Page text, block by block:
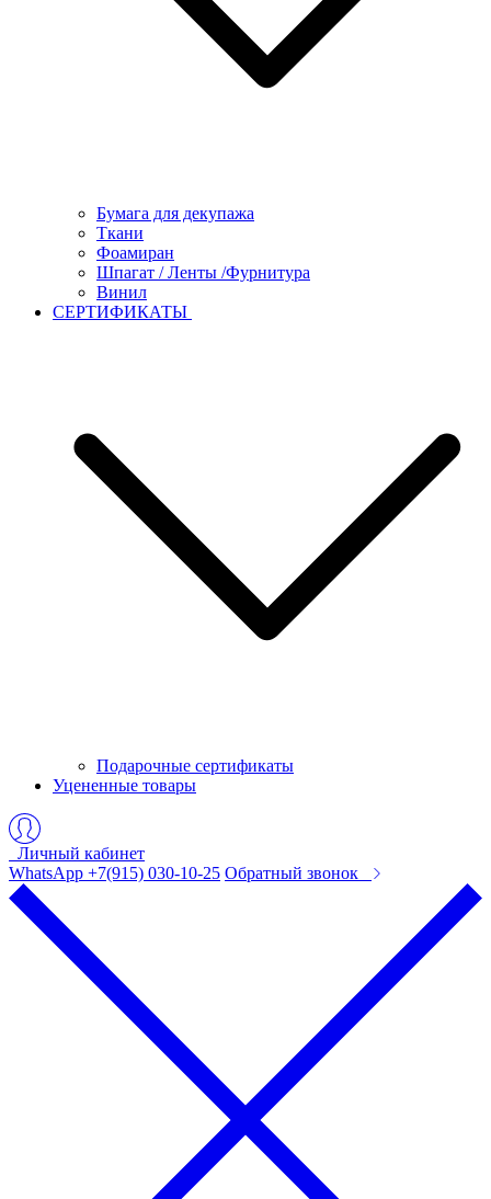
Бумага для декупажа
Ткани
Фоамиран
Шпагат / Ленты /Фурнитура
Винил
СЕРТИФИКАТЫ
Подарочные сертификаты
Уцененные товары
Личный кабинет
WhatsApp +7(915) 030-10-25 Обратный звонок